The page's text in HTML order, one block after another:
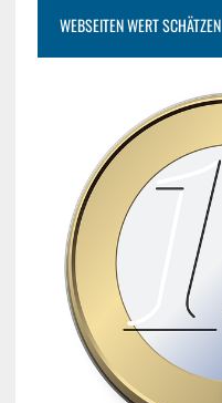
WEBSEITEN WERT SCHÄTZEN